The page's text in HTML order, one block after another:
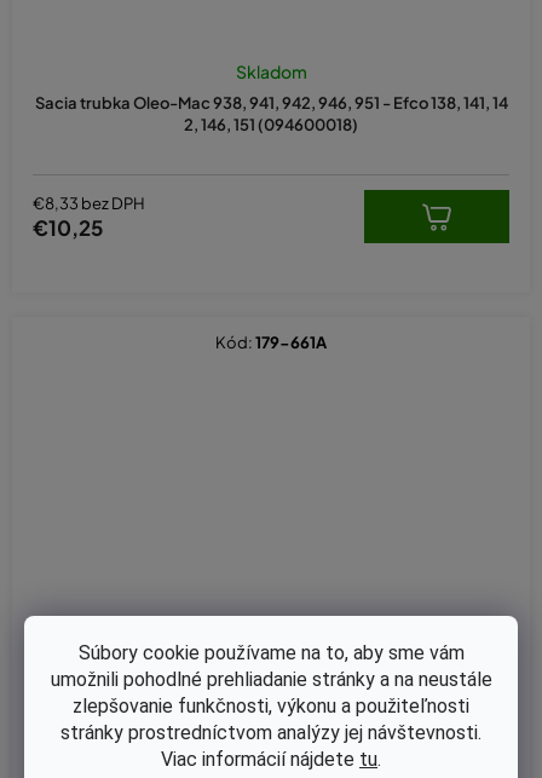
Súbory cookie používame na to, aby sme vám
umožnili pohodlné prehliadanie stránky a na neustále
zlepšovanie funkčnosti, výkonu a použiteľnosti
stránky prostredníctvom analýzy jej návštevnosti.
Viac informácií nájdete tu.
Sacia trubka Oleo-Mac 938, 941, 942, 946, 951 - Efco 138, 141, 14
2, 146, 151 (094600018)
Skladom
€8,33 bez DPH
€10,25
Skladom
Kód:179-661A